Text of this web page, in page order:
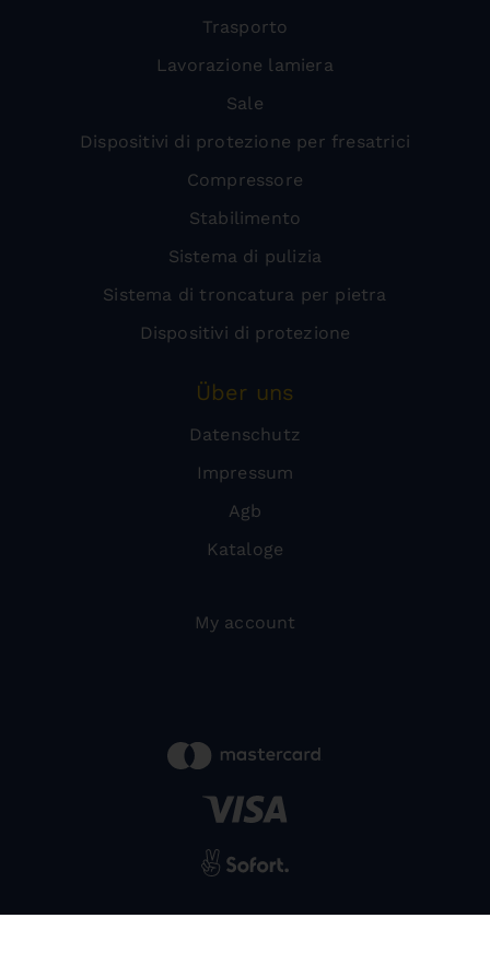
Trasporto
Lavorazione lamiera
Sale
Dispositivi di protezione per fresatrici
Compressore
Stabilimento
Sistema di pulizia
Sistema di troncatura per pietra
Dispositivi di protezione
Über uns
Datenschutz
Impressum
Agb
Kataloge
My account